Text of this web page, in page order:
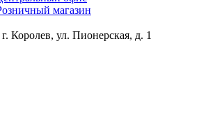
магазин
Королев, ул. Пионерская, д. 1